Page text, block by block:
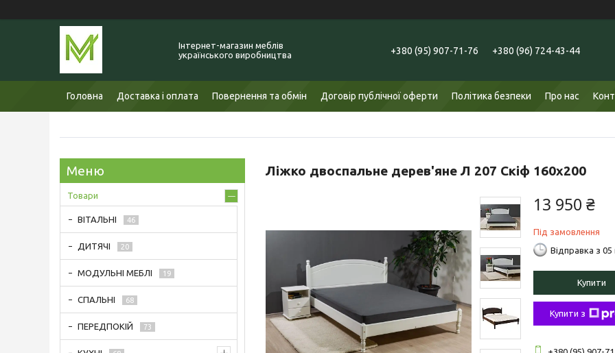
Інтернет-магазин меблів
українського виробництва
+380 (95) 907-71-76 +380 (96) 724-43-44
Головна Доставка і оплата Повернення та обмін Договір публічної оферти Політика безпеки Про нас
Ліжко двоспальне дерев'яне Л 207 Скіф 160х200
13 950 ₴
Під замовлення
Відправка з 05
Купити
Купити з
Товари
ВІТАЛЬНІ 46
ДИТЯЧІ 20
МОДУЛЬНІ МЕБЛІ 19
СПАЛЬНІ 68
ПЕРЕДПОКІЙ 73